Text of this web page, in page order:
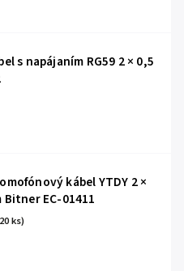
s napájaním RG59 2 × 0,5
kábel YTDY 2 ×
Bitner EC-01411
ks)